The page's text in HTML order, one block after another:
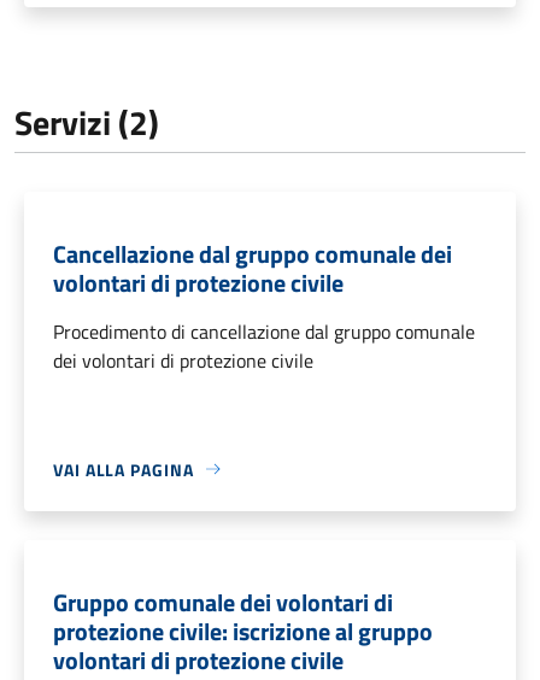
Servizi (2)
Cancellazione dal gruppo comunale dei
volontari di protezione civile
Procedimento di cancellazione dal gruppo comunale
dei volontari di protezione civile
VAI ALLA PAGINA
Gruppo comunale dei volontari di
protezione civile: iscrizione al gruppo
volontari di protezione civile